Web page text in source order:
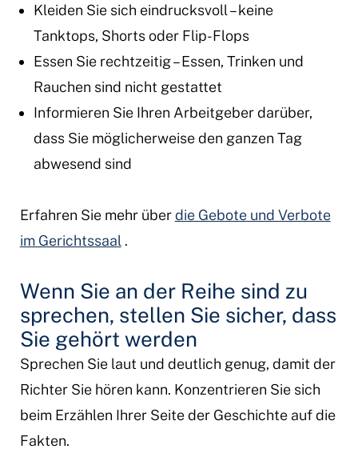
Kleiden Sie sich eindrucksvoll – keine
Tanktops, Shorts oder Flip-Flops
Essen Sie rechtzeitig – Essen, Trinken und
Rauchen sind nicht gestattet
Informieren Sie Ihren Arbeitgeber darüber,
dass Sie möglicherweise den ganzen Tag
abwesend sind
Erfahren Sie mehr überdie Gebote und Verbote
im Gerichtssaal .
Wenn Sie an der Reihe sind zu
sprechen, stellen Sie sicher, dass
Sie gehört werden
Sprechen Sie laut und deutlich genug, damit der
Richter Sie hören kann. Konzentrieren Sie sich
beim Erzählen Ihrer Seite der Geschichte auf die
Fakten.